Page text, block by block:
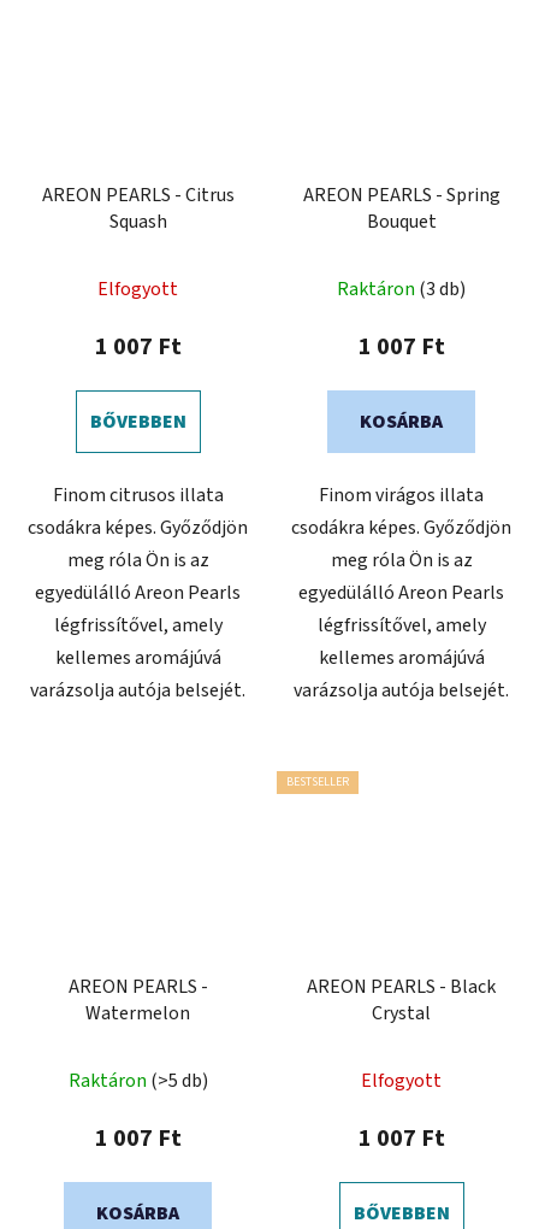
AREON PEARLS - Citrus
Squash
Elfogyott
1 007 Ft
BŐVEBBEN
Finom citrusos illata
csodákra képes. Győződjön
meg róla Ön is az
egyedülálló Areon Pearls
légfrissítővel, amely
kellemes aromájúvá
varázsolja autója belsejét.
AREON PEARLS - Spring
Bouquet
Raktáron (3 db)
1 007 Ft
KOSÁRBA
Finom virágos illata
csodákra képes. Győződjön
meg róla Ön is az
egyedülálló Areon Pearls
légfrissítővel, amely
kellemes aromájúvá
varázsolja autója belsejét.
AREON PEARLS -
Watermelon
Raktáron (>5 db)
1 007 Ft
KOSÁRBA
BESTSELLER
AREON PEARLS - Black
Crystal
Elfogyott
1 007 Ft
BŐVEBBEN